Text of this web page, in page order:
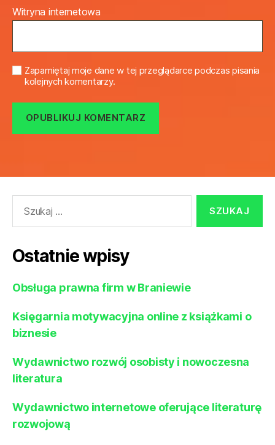
Witryna internetowa
Zapamiętaj moje dane w tej przeglądarce podczas pisania
kolejnych komentarzy.
Ostatnie wpisy
Obsługa prawna firm w Braniewie
Księgarnia motywacyjna online z książkami o
biznesie
Wydawnictwo rozwój osobisty i nowoczesna
literatura
Wydawnictwo internetowe oferujące literaturę
rozwojową